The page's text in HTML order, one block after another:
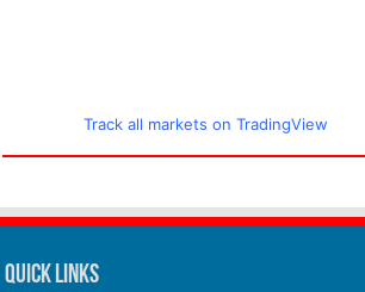
Track all markets on TradingView
Quick Links